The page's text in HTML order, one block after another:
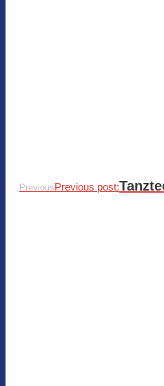
PreviousPrevious post: